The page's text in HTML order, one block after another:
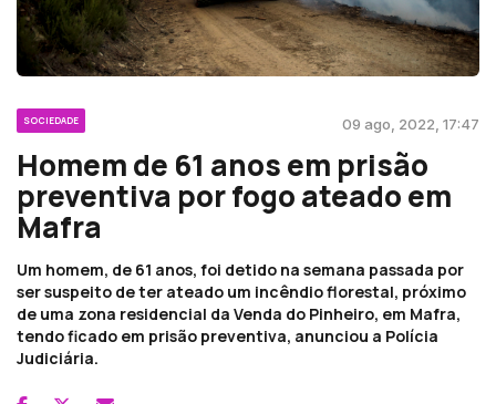
SOCIEDADE 09 ago, 2022, 17:47
Homem de 61 anos em prisão
preventiva por fogo ateado em
Mafra
Um homem, de 61 anos, foi detido na semana passada por
ser suspeito de ter ateado um incêndio florestal, próximo
de uma zona residencial da Venda do Pinheiro, em Mafra,
tendo ficado em prisão preventiva, anunciou a Polícia
Judiciária.